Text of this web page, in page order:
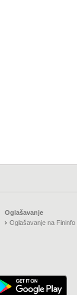
Oglašavanje
Oglašavanje na Fininfo